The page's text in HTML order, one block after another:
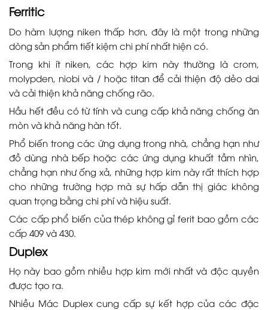
Ferritic
Do hàm lượng niken thấp hơn, đây là một trong những
dòng sản phẩm tiết kiệm chi phí nhất hiện có.
Trong khi ít niken, các hợp kim này thường là crom,
molypden, niobi và / hoặc titan để cải thiện độ dẻo dai
và cải thiện khả năng chống rão.
Hầu hết đều có từ tính và cung cấp khả năng chống ăn
mòn và khả năng hàn tốt.
Phổ biến trong các ứng dụng trong nhà, chẳng hạn như
đồ dùng nhà bếp hoặc các ứng dụng khuất tầm nhìn,
chẳng hạn như ống xả, những hợp kim này rất thích hợp
cho những trường hợp mà sự hấp dẫn thị giác không
quan trọng bằng chi phí và hiệu suất.
Các cấp phổ biến của thép không gỉ ferit bao gồm các
cấp 409 và 430.
Duplex
Họ này bao gồm nhiều hợp kim mới nhất và độc quyền
được tạo ra.
Nhiều Mác Duplex cung cấp sự kết hợp của các đặc